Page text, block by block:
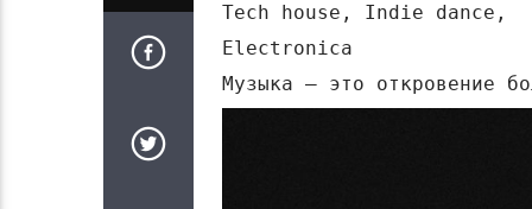
Tech house, Indie dance,
Electronica